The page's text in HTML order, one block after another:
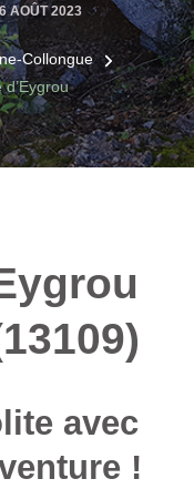
AOÛT 2023
Collongue
avec
!